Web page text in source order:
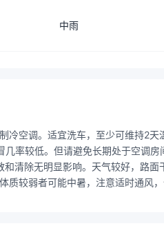
中雨
空调。适宜洗车，至少可维持2
率较低。但请避免长期处于空调
清除无明显影响。天气较好，路
较弱者可能中暑，注意适时通风